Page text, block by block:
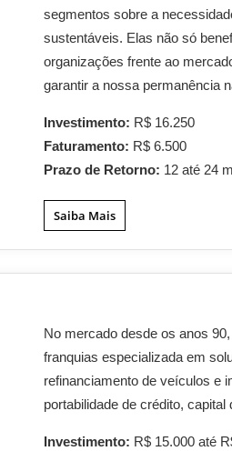
segmentos sobre a
sustentáveis. Elas não só
organizações frente ao
garantir a nossa permanência
Investimento: R$ 16.250
Faturamento: R$ 6.500
Prazo de Retorno: 12 até 24
Saiba Mais
No mercado desde os anos
franquias especializada em
refinanciamento de veículos e
portabilidade de crédito,
Investimento: R$ 15.000 até